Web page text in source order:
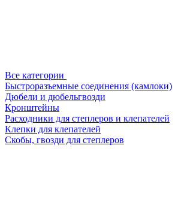
Все категории
Быстроразъемные соединения (камлоки)
Дюбели и дюбельгвозди
Кронштейны
Расходники для степлеров и клепателей
Клепки для клепателей
Скобы, гвозди для степлеров